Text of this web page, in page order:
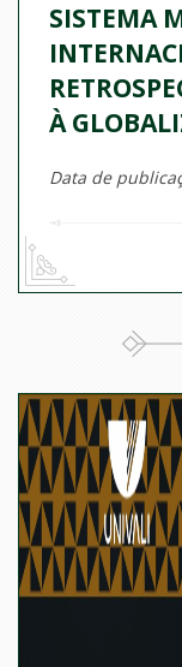
SISTEMA
À
Data de